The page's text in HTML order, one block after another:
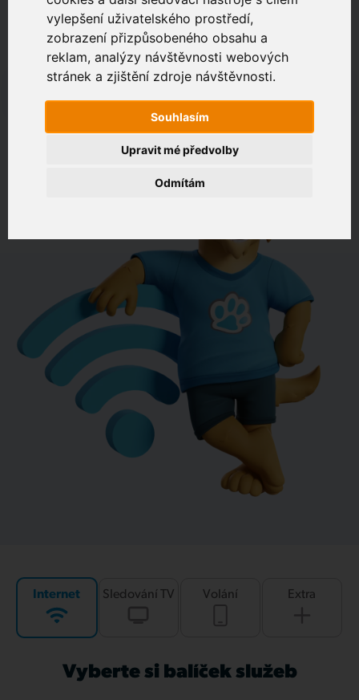
vylepšení uživatelského prostředí,
zobrazení přizpůsobeného obsahu a
reklam, analýzy návštěvnosti webových
stránek a zjištění zdroje návštěvnosti.
Souhlasím
Odmítám
Upravit mé předvolby
Zákaznický portál
Jak rychlé je připojení na vaší adrese?
Internet Sledování TV Volání Extra
Vyberte si balíček služeb